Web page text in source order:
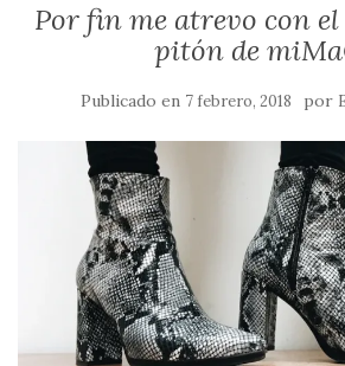
Por fin me atrevo con
pitón de
Publicado en 7 febrero, 2018 por